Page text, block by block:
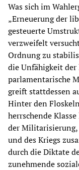
Was sich im
„Erneuerung der
gesteuerte
verzweifelt
Ordnung zu
die Unfähigkeit
parlamentarische
greift stattdessen
Hinter den
herrschende
der
und des Kriegs
durch die Diktate
zunehmende